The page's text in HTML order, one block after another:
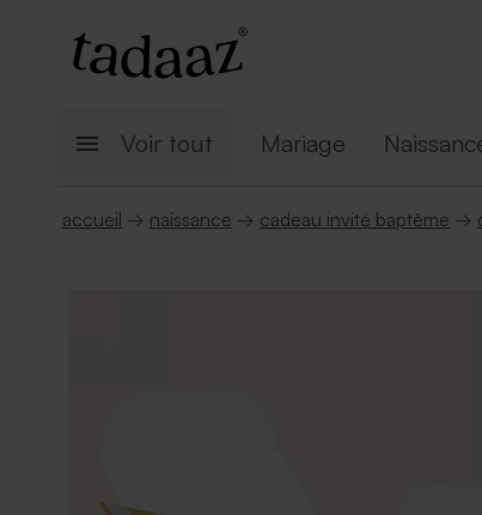
Voir tout Mariage
accueil → naissance → cadeau invité baptême →